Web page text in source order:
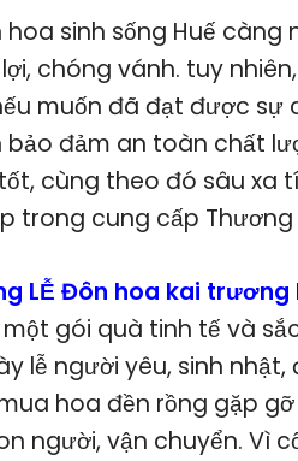
hoa sinh sống Huế
chóng vánh. tuy
muốn đã đạt được sự
đảm an toàn chất
cùng theo đó sâu xa
trong cung cấp Thương
LỄ Đôn hoa kai trương
một gói quà tinh tế và
lễ người yêu, sinh
hoa đền rồng gặp
người, vận chuyển. Vì